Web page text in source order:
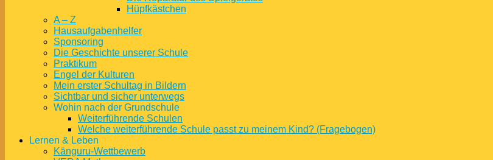
Hüpfkästchen
A – Z
Hausaufgabenhelfer
Sponsoring
Die Geschichte unserer Schule
Praktikum
Engel der Kulturen
Mein erster Schultag in Bildern
Sichtbar und sicher unterwegs
Wohin nach der Grundschule
Weiterführende Schulen
Welche weiterführende Schule passt zu meinem Kind? (Fragebogen)
Lernen & Leben
Känguru-Wettbewerb